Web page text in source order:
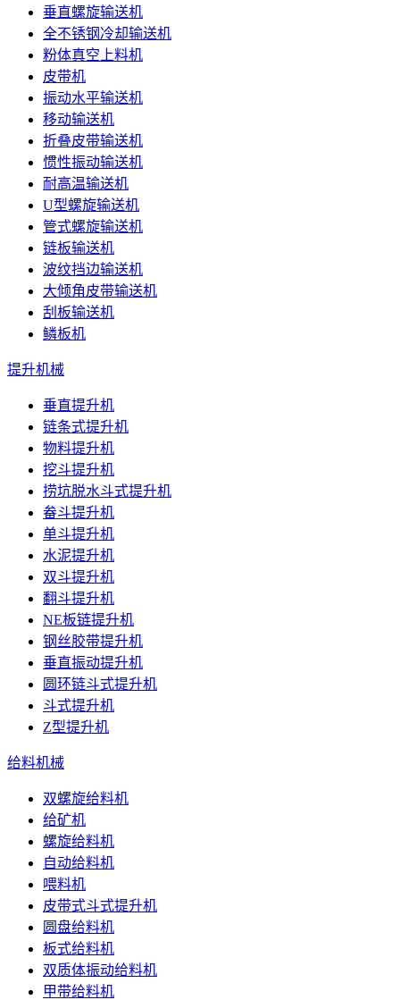
垂直螺旋输送机
全不锈钢冷却输送机
粉体真空上料机
皮带机
振动水平输送机
移动输送机
折叠皮带输送机
惯性振动输送机
耐高温输送机
U型螺旋输送机
管式螺旋输送机
链板输送机
波纹挡边输送机
大倾角皮带输送机
刮板输送机
鳞板机
提升机械
垂直提升机
链条式提升机
物料提升机
挖斗提升机
捞坑脱水斗式提升机
畚斗提升机
单斗提升机
水泥提升机
双斗提升机
翻斗提升机
NE板链提升机
钢丝胶带提升机
垂直振动提升机
圆环链斗式提升机
斗式提升机
Z型提升机
给料机械
双螺旋给料机
给矿机
螺旋给料机
自动给料机
喂料机
皮带式斗式提升机
圆盘给料机
板式给料机
双质体振动给料机
甲带给料机